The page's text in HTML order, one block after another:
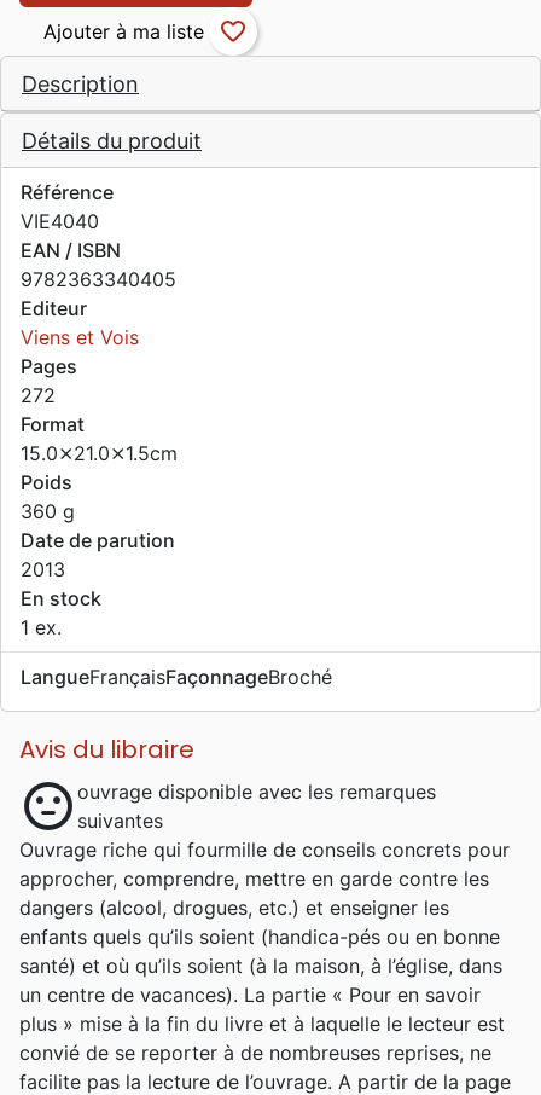
Description
Détails du produit
Référence
VIE4040
EAN / ISBN
9782363340405
Editeur
Viens et Vois
Pages
272
Format
15.0⨯21.0⨯1.5cm
Poids
360 g
Date de parution
2013
En stock
1 ex.
LangueFrançaisFaçonnageBroché
Avis du libraire
sentiment_neutral ouvrage disponible avec les remarques
suivantes
Ouvrage riche qui fourmille de conseils concrets pour
approcher, comprendre, mettre en garde contre les
dangers (alcool, drogues, etc.) et enseigner les
enfants quels qu’ils soient (handica-pés ou en bonne
santé) et où qu’ils soient (à la maison, à l’église, dans
un centre de vacances). La partie « Pour en savoir
plus » mise à la fin du livre et à laquelle le lecteur est
convié de se reporter à de nombreuses reprises, ne
facilite pas la lecture de l’ouvrage. A partir de la page
favorite_border